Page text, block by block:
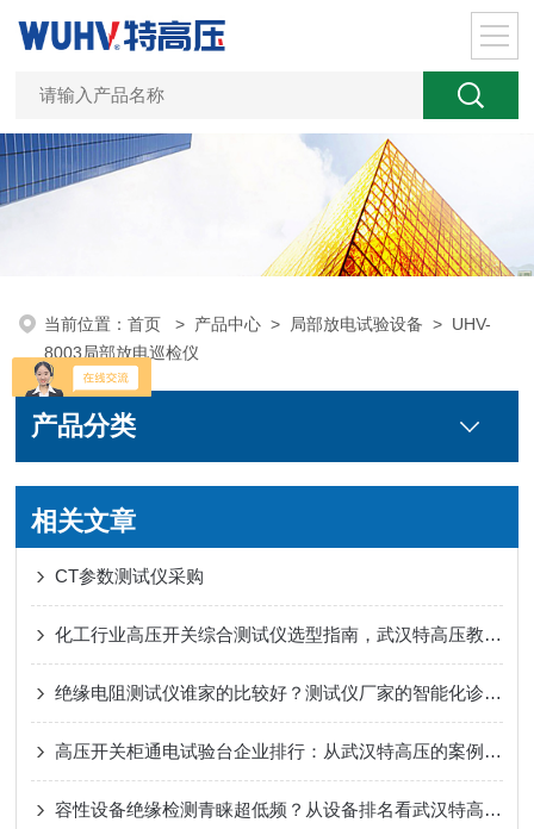
当前位置：首页 > 产品中心 > 局部放电试验设备 > UHV-
8003局部放电巡检仪
产品分类
相关文章
CT参数测试仪采购
化工行业高压开关综合测试仪选型指南，武汉特高压教你避开采购雷区​
绝缘电阻测试仪谁家的比较好？测试仪厂家的智能化诊断与数据管理能力解析
高压开关柜通电试验台企业排行：从武汉特高压的案例看设备供应商的持久力
容性设备绝缘检测青睐超低频？从设备排名看武汉特高压高压发生器的技术应答